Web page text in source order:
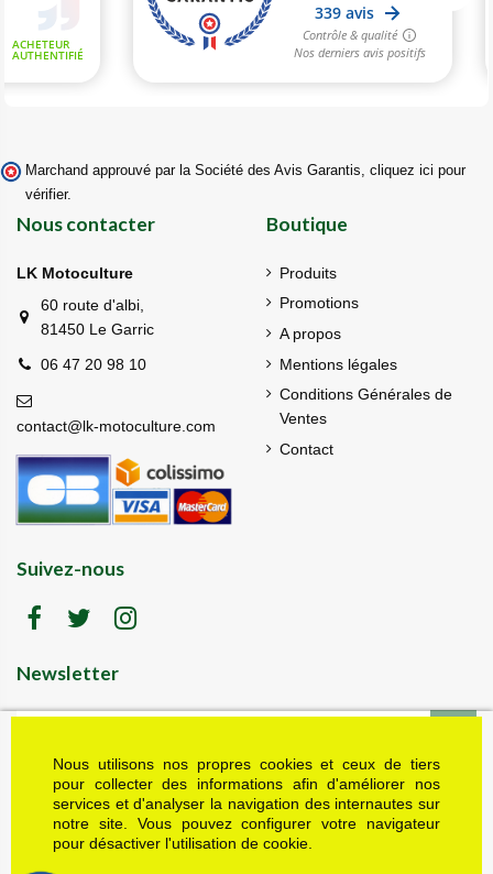
Nous utilisons nos propres cookies et ceux de tiers
pour collecter des informations afin d'améliorer nos
services et d'analyser la navigation des internautes sur
notre site. Vous pouvez configurer votre navigateur
pour désactiver l'utilisation de cookie.
Marchand approuvé par la Société des Avis Garantis, cliquez ici pour
vérifier.
Nous contacter
LK Motoculture
60 route d'albi,
81450 Le Garric
06 47 20 98 10
contact@lk-motoculture.com
Boutique
Produits
Promotions
A propos
Mentions légales
Conditions Générales de
Ventes
Contact
Suivez-nous
Newsletter
LK motoculture vous offre 5% en cadeau de
bienvenue (code de réduction reçu dans le mail
de confirmation envoyé à l'adresse email fournie).
Vous pouvez vous désinscrire à tout moment.
Plus d'informations dans nos mentions légales
J'accepte les conditions générales et la politique de confidentialité